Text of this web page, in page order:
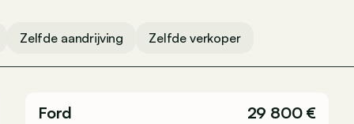
Zelfde aandrijving Zelfde verkoper
Ford
29 800 €